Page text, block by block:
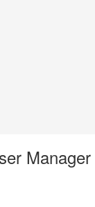
Manager